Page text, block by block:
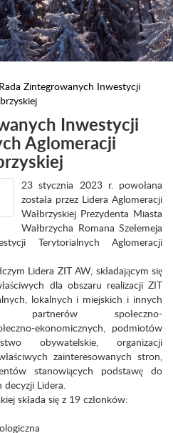
Rada Zintegrowanych Inwestycji
Inwestycji
Aglomeracji
23 stycznia 2023 r. powołana
została przez Lidera Aglomeracji
Wałbrzyskiej Prezydenta Miasta
Wałbrzycha Romana Szełemeja
Terytorialnych Aglomeracji
Lidera ZIT AW, składającym się
dla obszaru realizacji ZIT
lokalnych i miejskich i innych
partnerów społeczno-
ekonomicznych, podmiotów
obywatelskie, organizacji
zainteresowanych stron,
stanowiących podstawę do
Lidera.
składa się z 19 członków: